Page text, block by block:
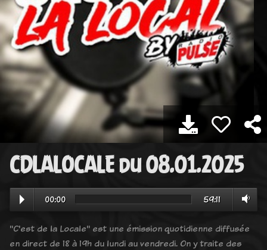
CDLALOCALE du 08.01.2025
00:00 59:11
"C'est de la Locale" est une émission quotidienne diffusée
en direct de 18 à 19h du lundi au vendredi. On y traite des